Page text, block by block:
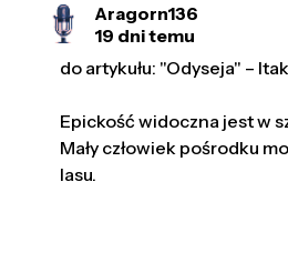
Aragorn136
19 dni temu
do artykułu: "Odyseja" –
Epickość widoczna jest w
Mały człowiek pośrodku
lasu.